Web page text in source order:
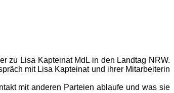
zu Lisa Kapteinat MdL in den Landtag NRW.
mit Lisa Kapteinat und ihrer Mitarbeiterin
mit anderen Parteien ablaufe und was sie